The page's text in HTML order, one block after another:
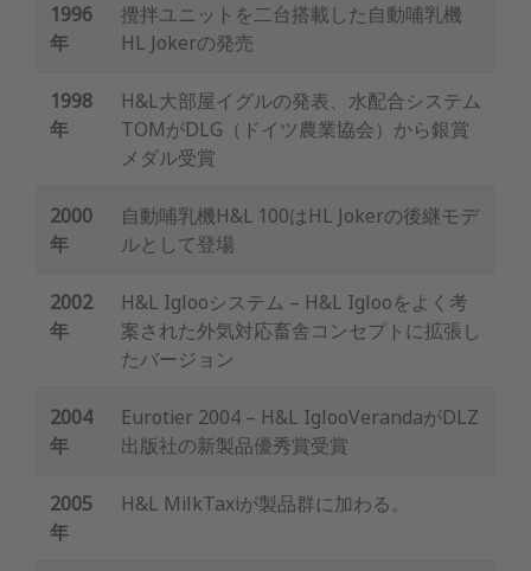
1996
年
攪拌ユニットを二台搭載した自動哺乳機
HL Jokerの発売
1998
年
H&L大部屋イグルの発表、水配合システム
TOMがDLG（ドイツ農業協会）から銀賞
メダル受賞
2000
年
自動哺乳機H&L 100はHL Jokerの後継モデ
ルとして登場
2002
年
H&L Iglooシステム – H&L Iglooをよく考
案された外気対応畜舎コンセプトに拡張し
たバージョン
2004
年
Eurotier 2004 – H&L IglooVerandaがDLZ
出版社の新製品優秀賞受賞
2005
年
H&L MilkTaxiが製品群に加わる。